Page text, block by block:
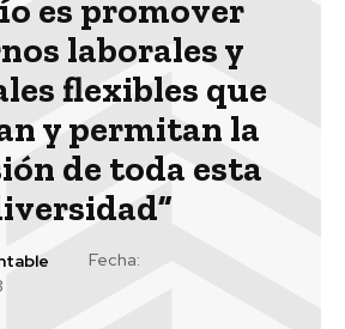
es promover
laborales y
flexibles que
y permitan la
de toda esta
Fecha: